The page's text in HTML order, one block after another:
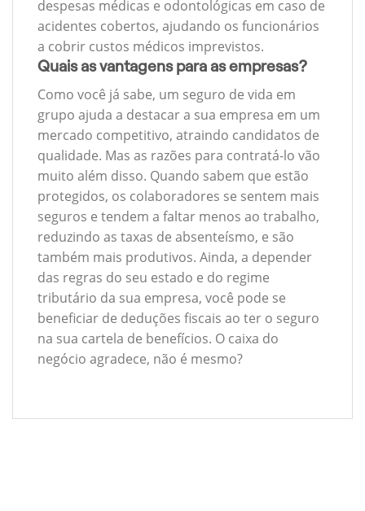
despesas médicas e odontológicas em caso de
acidentes cobertos, ajudando os funcionários
a cobrir custos médicos imprevistos.
Quais as vantagens para as empresas?
Como você já sabe, um seguro de vida em
grupo ajuda a destacar a sua empresa em um
mercado competitivo, atraindo candidatos de
qualidade. Mas as razões para contratá-lo vão
muito além disso. Quando sabem que estão
protegidos, os colaboradores se sentem mais
seguros e tendem a faltar menos ao trabalho,
reduzindo as taxas de absenteísmo, e são
também mais produtivos. Ainda, a depender
das regras do seu estado e do regime
tributário da sua empresa, você pode se
beneficiar de deduções fiscais ao ter o seguro
na sua cartela de benefícios. O caixa do
negócio agradece, não é mesmo?